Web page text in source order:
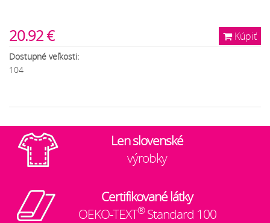
Kúpiť
20.92 €
Dostupné veľkosti:
104
Len slovenské
výrobky
Certifikované látky
OEKO-TEXT®Standard 100